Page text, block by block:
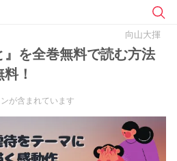
向山大揮
を全巻無料で読む方法
！
が含まれています